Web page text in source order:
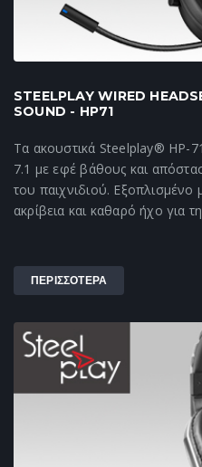
STEELPLAY WIRED
SOUND - HP71
Τα ακουστικά Steelplay® HP-
7.1 με εφέ βάθους και
του παιχνιδιού.
ακρίβεια και καθαρό ήχο για
ΠΕΡΙΣΣΟΤΕΡΑ